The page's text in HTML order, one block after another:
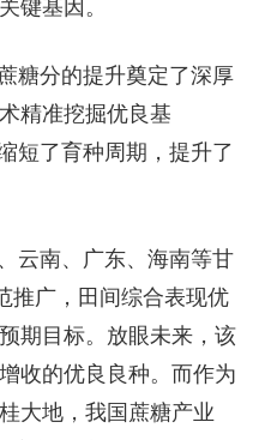
键基因。
糖分的提升奠定了深厚
精准挖掘优良基
短了育种周期，提升了
云南、广东、海南等甘
推广，田间综合表现优
期目标。放眼未来，该
收的优良良种。而作为
大地，我国蔗糖产业